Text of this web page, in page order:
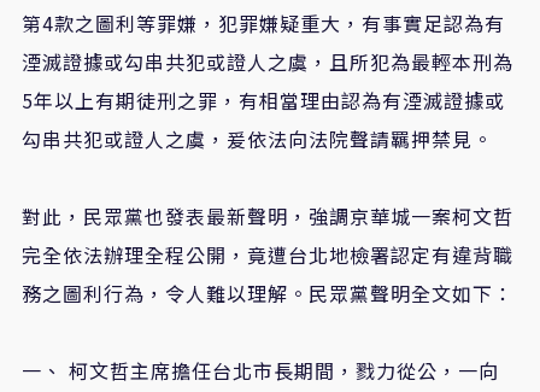
第4款之圖利等罪嫌，犯罪嫌疑重大，有事實足認為有
湮滅證據或勾串共犯或證人之虞，且所犯為最輕本刑為
5年以上有期徒刑之罪，有相當理由認為有湮滅證據或
勾串共犯或證人之虞，爰依法向法院聲請羈押禁見。
對此，民眾黨也發表最新聲明，強調京華城一案柯文哲
完全依法辦理全程公開，竟遭台北地檢署認定有違背職
務之圖利行為，令人難以理解。民眾黨聲明全文如下：
一、 柯文哲主席擔任台北市長期間，戮力從公，一向